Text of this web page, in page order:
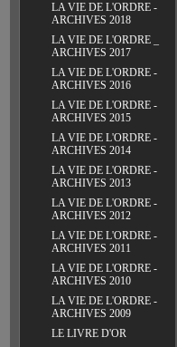
LA VIE DE L'ORDRE -
ARCHIVES 2018
LA VIE DE L'ORDRE _
ARCHIVES 2017
LA VIE DE L'ORDRE -
ARCHIVES 2016
LA VIE DE L'ORDRE -
ARCHIVES 2015
LA VIE DE L'ORDRE -
ARCHIVES 2014
LA VIE DE L'ORDRE -
ARCHIVES 2013
LA VIE DE L'ORDRE -
ARCHIVES 2012
LA VIE DE L'ORDRE -
ARCHIVES 2011
LA VIE DE L'ORDRE -
ARCHIVES 2010
LA VIE DE L'ORDRE -
ARCHIVES 2009
LE LIVRE D'OR